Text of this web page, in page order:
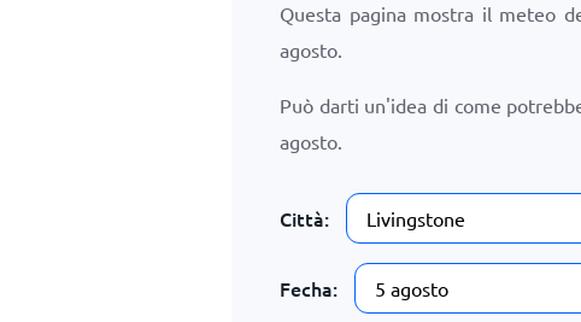
Questa pagina mostra il meteo
agosto.
Può darti un'idea di come
agosto.
Città:
Fecha: